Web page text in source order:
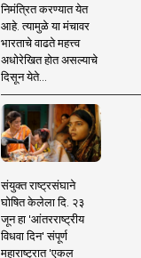
निमंत्रित करण्यात येत
आहे. त्यामुळे या मंचावर
भारताचे वाढते महत्त्व
अधोरेखित होत असल्याचे
दिसून येते...
संयुक्त राष्ट्रसंघाने
घोषित केलेला दि. २३
जून हा 'आंतरराष्ट्रीय
विधवा दिन' संपूर्ण
महाराष्ट्रात 'एकल